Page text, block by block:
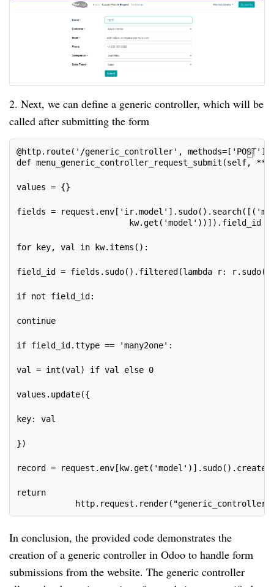
2. Next, we can define a generic controller, which will be
called after submitting the form
@http.route('/generic_controller',
def menu_generic_controller_request_submit(self,
values = {}
fields =
kw.get('model'))]).field_id
for key, val in kw.items():
field_id = fields.sudo().filtered(lambda r:
if not field_id:
continue
if field_id.ttype == 'many2one':
val = int(val) if val else 0
values.update({
key: val
})
record =
return
In conclusion, the provided code demonstrates the
creation of a generic controller in Odoo to handle form
submissions from the website. The generic controller